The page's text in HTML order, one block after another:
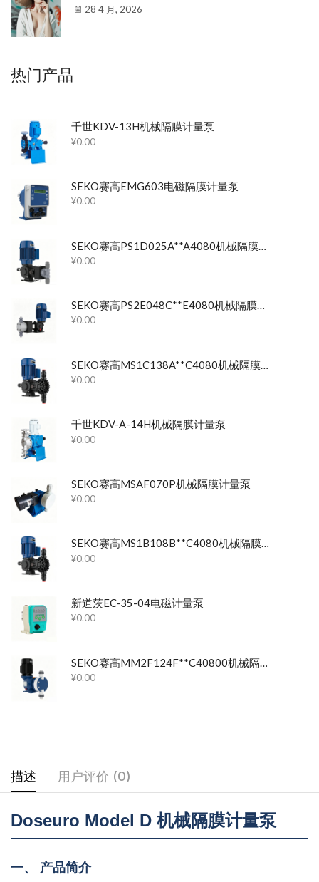
28 4 月, 2026
热门产品
千世KDV-13H机械隔膜计量泵
¥0.00
SEKO赛高EMG603电磁隔膜计量泵
¥0.00
¥0.00
SEKO赛高PS2E048C**E4080机械隔膜计量泵
¥0.00
SEKO赛高MS1C138A**C4080机械隔膜计量泵
¥0.00
千世KDV-A-14H机械隔膜计量泵
¥0.00
SEKO赛高MSAF070P机械隔膜计量泵
¥0.00
SEKO赛高MS1B108B**C4080机械隔膜计量泵
¥0.00
新道茨EC-35-04电磁计量泵
¥0.00
SEKO赛高MM2F124F**C40800机械隔膜计量泵
¥0.00
描述 用户评价 (0)
Doseuro Model D 机械隔膜计量泵
一、 产品简介